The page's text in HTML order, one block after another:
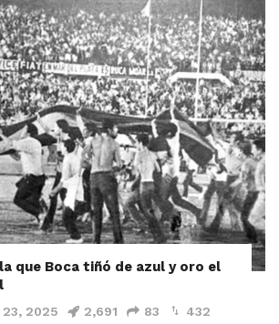
que Boca tiñó de azul y oro el
2025 2,691 83 432